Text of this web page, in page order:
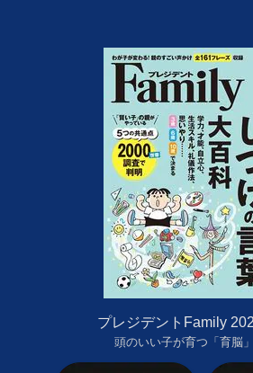
プレジデントFamily
頭のいい子が育つ「育脳